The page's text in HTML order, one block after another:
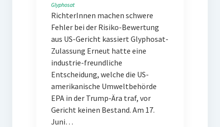
Glyphosat
RichterInnen machen schwere
Fehler bei der Risiko-Bewertung
aus US-Gericht kassiert Glyphosat-
Zulassung Erneut hatte eine
industrie-freundliche
Entscheidung, welche die US-
amerikanische Umweltbehörde
EPA in der Trump-Ära traf, vor
Gericht keinen Bestand. Am 17.
Juni…